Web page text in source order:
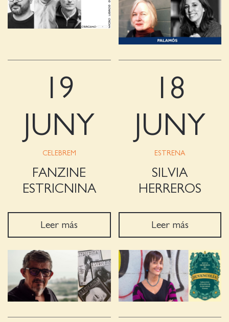
19
JUNY
CELEBREM
FANZINE
ESTRICNINA
Leer más
18
JUNY
ESTRENA
SILVIA
HERREROS
Leer más